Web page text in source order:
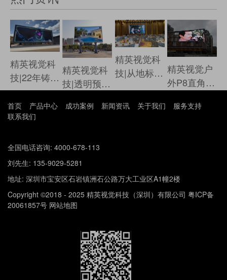
精英视觉科
技|22年铸就
专业 领航
LED新时代
精英视觉科
技|透明预算
大屏智在必
精英视觉科
技|从地标到
见证信赖
精英视觉户
外P8直角大
某大型商城
首页 产品中心 成功案例 新闻资讯 关于我们
服务支持
联系我们
全国电话咨询: 4000-678-113
刘先生: 135-9029-5281
地址: 深圳市宝安区石岩镇洲石公路万大工业区A1幢2楼
Copyright ©2018 - 2025 精英视觉科技（深圳）有限公司 粤ICP备
20061857号 网站地图